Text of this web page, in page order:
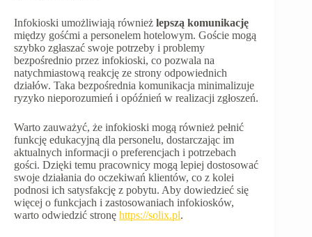
Infokioski umożliwiają również lepszą komunikację
między gośćmi a personelem hotelowym. Goście mogą
szybko zgłaszać swoje potrzeby i problemy
bezpośrednio przez infokioski, co pozwala na
natychmiastową reakcję ze strony odpowiednich
działów. Taka bezpośrednia komunikacja minimalizuje
ryzyko nieporozumień i opóźnień w realizacji zgłoszeń.
Warto zauważyć, że infokioski mogą również pełnić
funkcję edukacyjną dla personelu, dostarczając im
aktualnych informacji o preferencjach i potrzebach
gości. Dzięki temu pracownicy mogą lepiej dostosować
swoje działania do oczekiwań klientów, co z kolei
podnosi ich satysfakcję z pobytu. Aby dowiedzieć się
więcej o funkcjach i zastosowaniach infokiosków,
warto odwiedzić stronę https://solix.pl.